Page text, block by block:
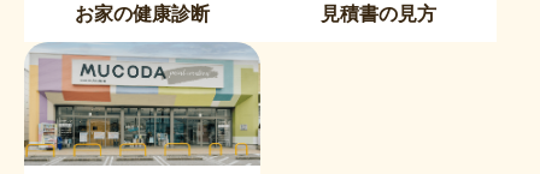
お家の健康診断 見積書の見方